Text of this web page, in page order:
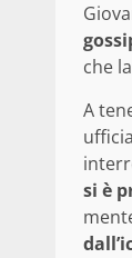
che
A
si è